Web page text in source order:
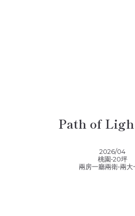
Path of
2026/04
桃園•20坪
兩房一廳兩衛•兩大